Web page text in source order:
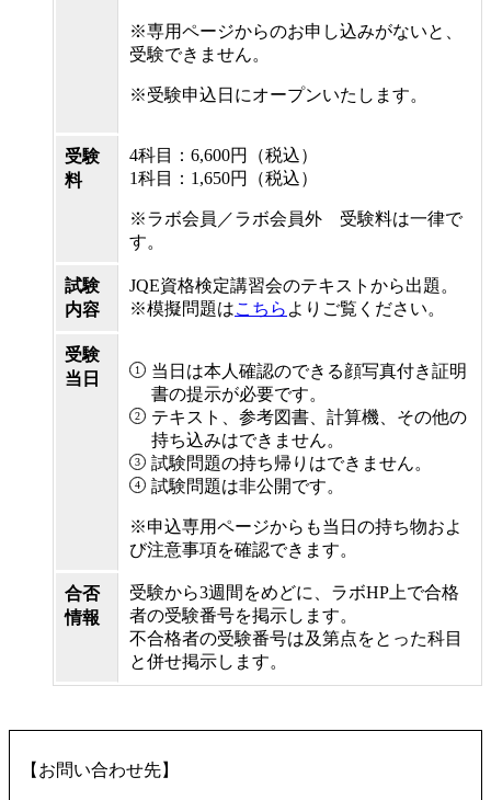
※専用ページからのお申し込みがないと、
受験できません。
※受験申込日にオープンいたします。
受験
料
4科目：6,600円（税込）
1科目：1,650円（税込）
※ラボ会員／ラボ会員外 受験料は一律で
す。
試験
内容
JQE資格検定講習会のテキストから出題。
※模擬問題はこちら よりご覧ください。
受験
当日
当日は本人確認のできる顔写真付き証明
書の提示が必要です。
テキスト、参考図書、計算機、その他の
持ち込みはできません。
試験問題の持ち帰りはできません。
試験問題は非公開です。
※申込専用ページからも当日の持ち物およ
び注意事項を確認できます。
合否
情報
受験から3週間をめどに、ラボHP上で合格
者の受験番号を掲示します。
不合格者の受験番号は及第点をとった科目
と併せ掲示します。
【お問い合わせ先】